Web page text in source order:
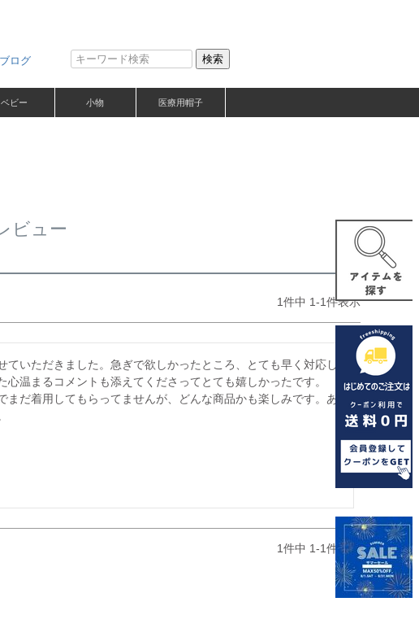
ブログ 検索
ベビー 小物 医療用帽子
ビュー
1件中 1-1件表示
ていただきました。急ぎで欲しかったところ、とても早く対応し
心温まるコメントも添えてくださってとても嬉しかったです。
まだ着用してもらってませんが、どんな商品かも楽しみです。あ
1件中 1-1件表示